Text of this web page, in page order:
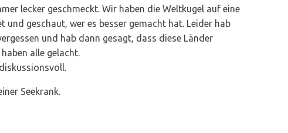
lecker geschmeckt. Wir haben die Weltkugel auf eine
und geschaut, wer es besser gemacht hat. Leider hab
und hab dann gesagt, dass diese Länder
alle gelacht.
Seekrank.